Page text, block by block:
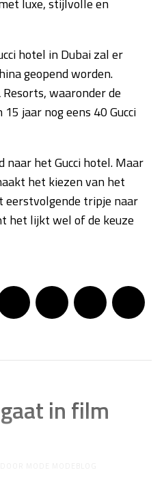
luxe, stijlvolle en
hotel in Dubai zal er
geopend worden.
waaronder de
jaar nog eens 40 Gucci
het Gucci hotel. Maar
het kiezen van het
eerstvolgende tripje naar
het lijkt wel of de keuze
in film